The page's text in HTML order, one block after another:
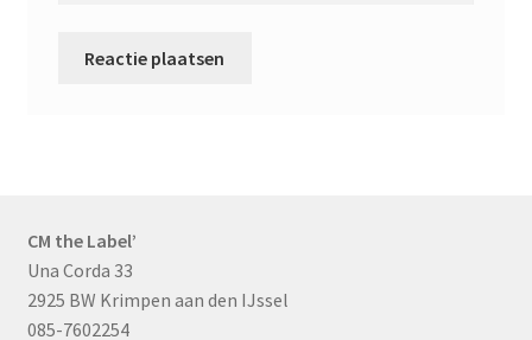
CM the Label’
Una Corda 33
2925 BW Krimpen aan den IJssel
085-7602254